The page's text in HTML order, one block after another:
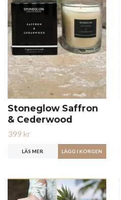
Stoneglow Saffron
& Cederwood
399 kr
LÄS MER